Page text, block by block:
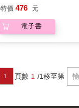
特價 476 元
電子書
1 頁數 1 /1移至第